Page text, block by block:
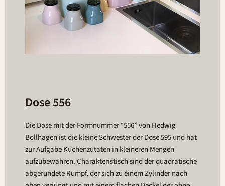
Dose 556
Die Dose mit der Formnummer “556” von Hedwig
Bollhagen ist die kleine Schwester der Dose 595 und hat
zur Aufgabe Küchenzutaten in kleineren Mengen
aufzubewahren. Charakteristisch sind der quadratische
abgerundete Rumpf, der sich zu einem Zylinder nach